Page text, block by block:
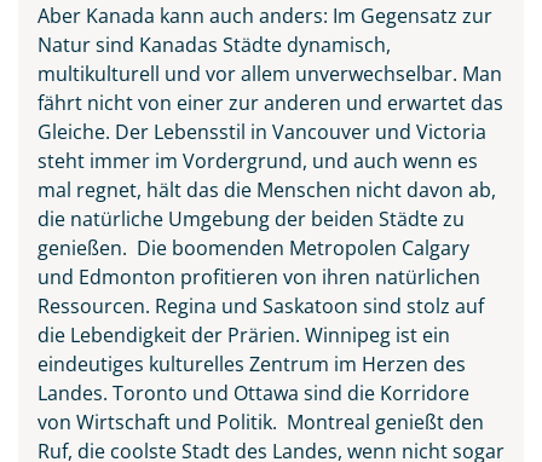
Waterton-Lakes-Nationalpark
in Kanada
© Biju - stock.adobe.com
Aber Kanada kann auch anders: Im Gegensatz zur
Natur sind Kanadas Städte dynamisch,
multikulturell und vor allem unverwechselbar. Man
fährt nicht von einer zur anderen und erwartet das
Gleiche. Der Lebensstil in Vancouver und Victoria
steht immer im Vordergrund, und auch wenn es
mal regnet, hält das die Menschen nicht davon ab,
die natürliche Umgebung der beiden Städte zu
genießen. Die boomenden Metropolen Calgary
und Edmonton profitieren von ihren natürlichen
Ressourcen. Regina und Saskatoon sind stolz auf
die Lebendigkeit der Prärien. Winnipeg ist ein
eindeutiges kulturelles Zentrum im Herzen des
Landes. Toronto und Ottawa sind die Korridore
von Wirtschaft und Politik. Montreal genießt den
Ruf, die coolste Stadt des Landes, wenn nicht sogar